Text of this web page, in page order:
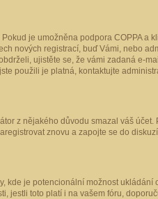
je umožněna podpora COPPA a
nových registrací, buď Vámi, nebo
ujistěte se, že vámi zadaná e-
použili je platná, kontaktujte
z nějakého důvodu smazal váš
znovu a zapojte se do
kde je potencionální možnost
jestli toto platí i na vašem fóru,